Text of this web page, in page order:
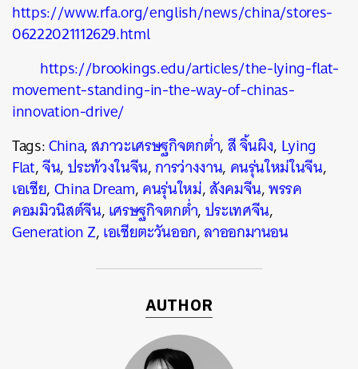
https://www.rfa.org/english/news/china/stores-
06222021112629.html
https://brookings.edu/articles/the-lying-flat-
movement-standing-in-the-way-of-chinas-
innovation-drive/
Tags:China,สภาวะเศรษฐกิจตกต่ำ,สี จิ้นผิง, Lying
Flat,จีน,ประท้วงในจีน,การว่างงาน, คนรุ่นใหม่ในจีน,
เอเชีย,China Dream,คนรุ่นใหม่,สังคมจีน,พรรค
คอมมิวนิสต์จีน,เศรษฐกิจตกต่ำ,ประเทศจีน,
Generation Z,เอเชียตะวันออก,ลาออกมานอน
AUTHOR